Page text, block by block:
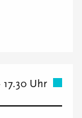
17.30 Uhr